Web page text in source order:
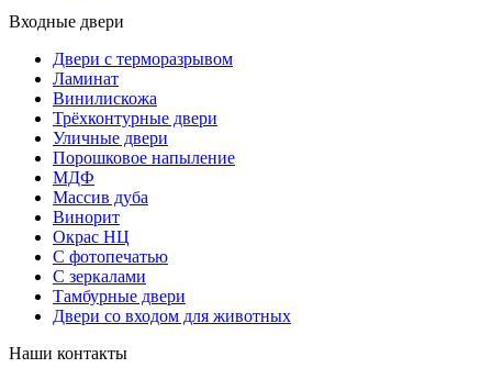
Входные двери
Двери с терморазрывом
Ламинат
Винилискожа
Трёхконтурные двери
Уличные двери
Порошковое напыление
МДФ
Массив дуба
Винорит
Окрас НЦ
С фотопечатью
С зеркалами
Тамбурные двери
Двери со входом для животных
Наши контакты